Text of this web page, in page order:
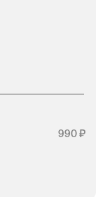
990